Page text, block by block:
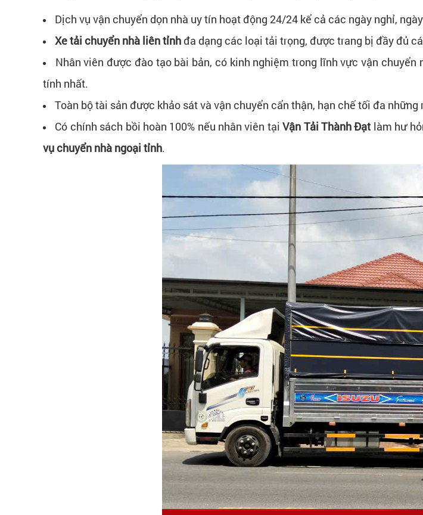
Dịch vụ vận chuyển dọn nhà uy tín hoạt động 24/24 kể cả các ngày nghỉ,
Xe tải chuyển nhà liên tỉnh đa dạng các loại tải trọng, được trang bị đầy đủ
Nhân viên được đào tạo bài bản, có kinh nghiệm trong lĩnh vực vận
tính nhất.
Toàn bộ tài sản được khảo sát và vận chuyển cẩn thận, hạn chế tối đa những
Có chính sách bồi hoàn 100% nếu nhân viên tạiVận Tải Thành Đạt làm hư
vụ chuyển nhà ngoại tỉnh.